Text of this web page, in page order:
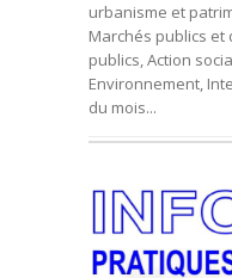
urbanisme et
Marchés publics
publics, Action
Environnement,
du mois...